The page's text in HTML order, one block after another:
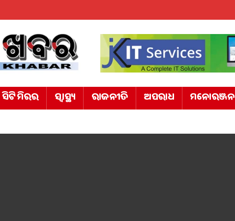
ସିଟି ମିରର ସ୍ୱାସ୍ଥ୍ୟ ରାଜନୀତି ଅପରାଧ ମନୋରଞ୍ଜନ